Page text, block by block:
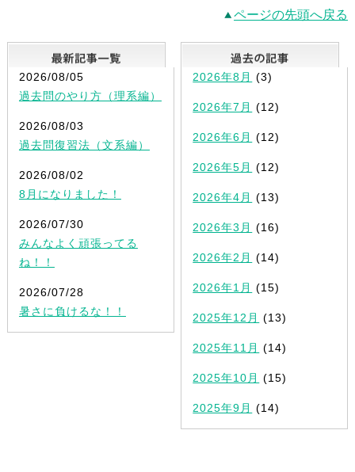
ページの先頭へ戻る
最新記事一覧
2026/08/05
過去問のやり方（理系編）
2026/08/03
過去問復習法（文系編）
2026/08/02
8月になりました！
2026/07/30
みんなよく頑張ってる
ね！！
2026/07/28
暑さに負けるな！！
2026年8月 (3)
2026年7月 (12)
2026年6月 (12)
2026年5月 (12)
2026年4月 (13)
2026年3月 (16)
2026年2月 (14)
2026年1月 (15)
2025年12月 (13)
2025年11月 (14)
2025年10月 (15)
2025年9月 (14)